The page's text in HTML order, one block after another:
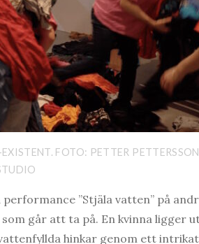
FOTO: PETTER
”Stjäla vatten” på
går att ta på. En kvinna ligger
hinkar genom ett